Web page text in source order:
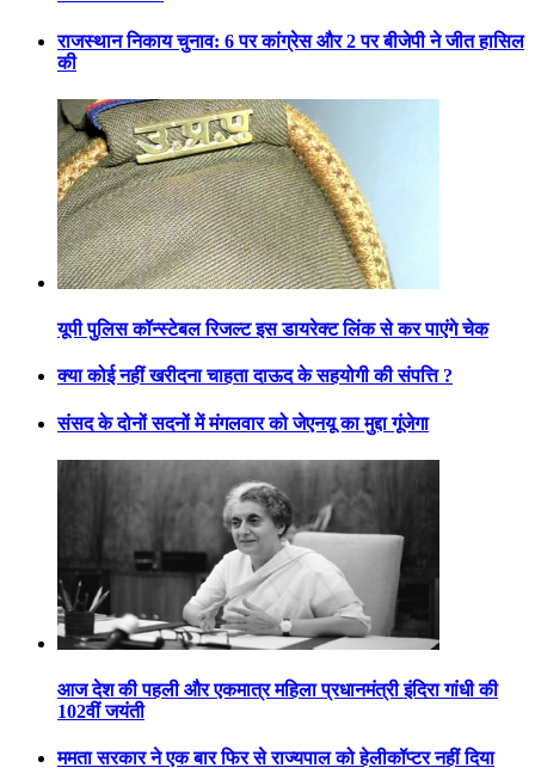
राजस्थान निकाय चुनाव: 6 पर कांग्रेस और 2 पर बीजेपी ने जीत हासिल
की
यूपी पुलिस कॉन्स्टेबल रिजल्ट इस डायरेक्ट लिंक से कर पाएंगे चेक
क्या कोई नहीं खरीदना चाहता दाऊद के सहयोगी की संपत्ति ?
संसद के दोनों सदनों में मंगलवार को जेएनयू का मुद्दा गूंजेगा
आज देश की पहली और एकमात्र महिला प्रधानमंत्री इंदिरा गांधी की
102वीं जयंती
ममता सरकार ने एक बार फिर से राज्यपाल को हेलीकॉप्टर नहीं दिया